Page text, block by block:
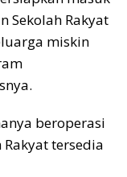
Sekolah Rakyat
miskin
beroperasi
tersedia